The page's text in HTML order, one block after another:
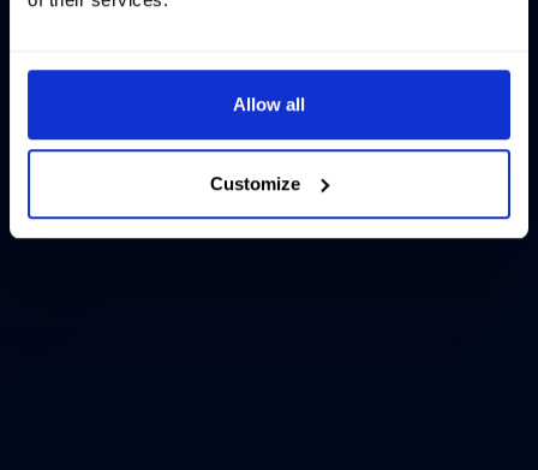
Allow all
Customize